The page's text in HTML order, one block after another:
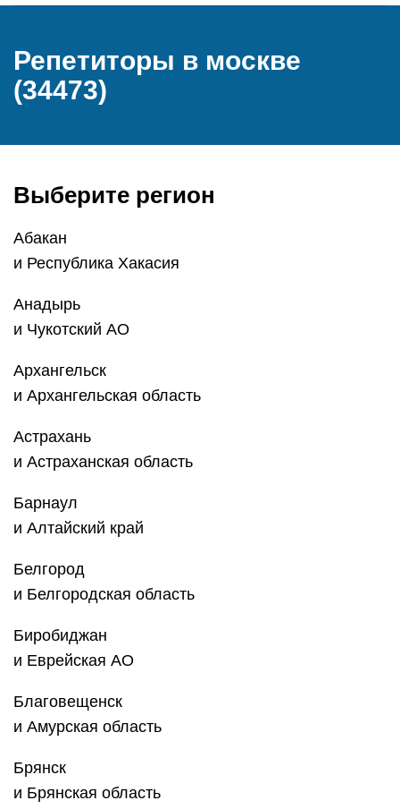
Репетиторы в москве
(34473)
Выберите регион
Абакан
и Республика Хакасия
Анадырь
и Чукотский АО
Архангельск
и Архангельская область
Астрахань
и Астраханская область
Барнаул
и Алтайский край
Белгород
и Белгородская область
Биробиджан
и Еврейская АО
Благовещенск
и Амурская область
Брянск
и Брянская область